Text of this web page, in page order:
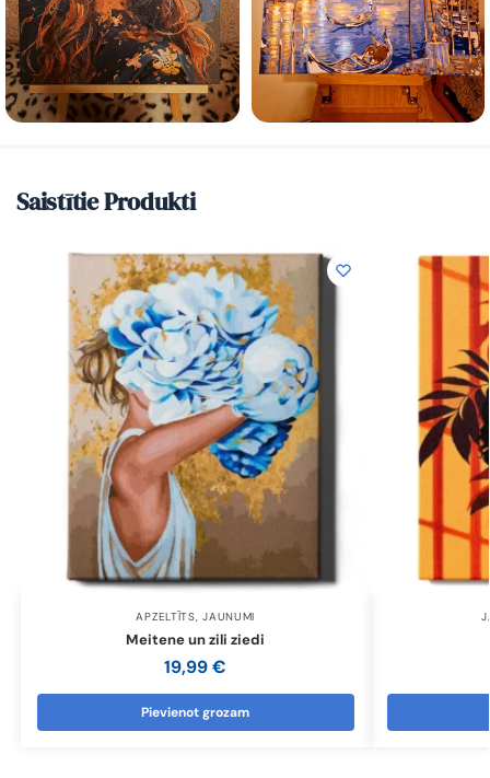
Saistītie Produkti
APZELTĪTS,JAUNUMI
Meitene un zili ziedi
19,99€
Pievienot grozam